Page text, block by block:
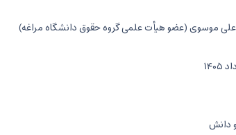
موسوی (عضو هیأت علمی گروه حقوق دانشگاه مراغه)
دانش